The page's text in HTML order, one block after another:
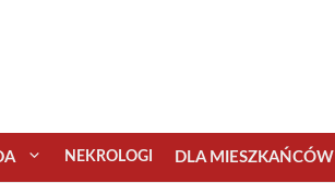
NEKROLOGI DLA MIESZKAŃCÓW